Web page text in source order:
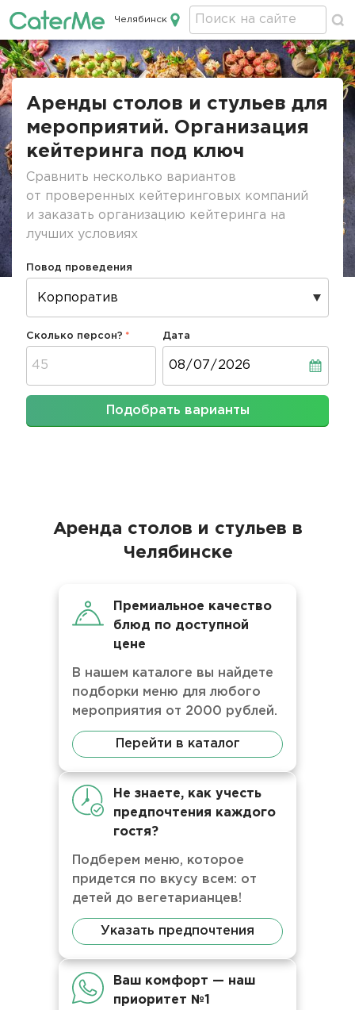
Кейтеринг в Челябинске
Челябинск
Строка
Аренды столов и стульев для
мероприятий. Организация
кейтеринга под ключ
Сравнить несколько вариантов
от проверенных кейтеринговых компаний
и заказать организацию кейтеринга на
лучших условиях
Повод проведения
Сколько персон? Дата
Подобрать варианты
Аренда столов и стульев в
Челябинске
Премиальное качество
блюд по доступной
цене
В нашем каталоге вы найдете
подборки меню для любого
мероприятия от 2000 рублей.
Перейти в каталог
Не знаете, как учесть
предпочтения каждого
гостя?
Подберем меню, которое
придется по вкусу всем: от
детей до вегетарианцев!
Указать предпочтения
Ваш комфорт — наш
приоритет №1